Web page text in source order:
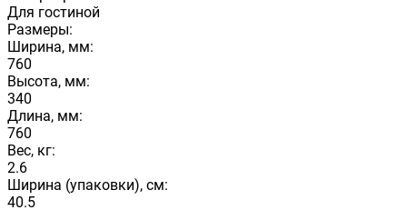
Для гостиной
Размеры:
Ширина, мм:
760
Высота, мм:
340
Длина, мм:
760
Вес, кг:
2.6
Ширина (упаковки), см:
40.5